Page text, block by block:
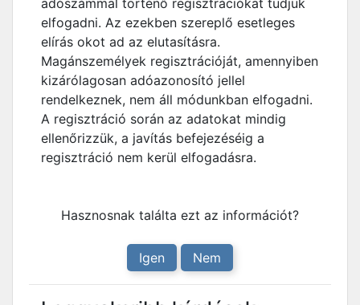
adószámmal történő regisztrációkat tudjuk
elfogadni. Az ezekben szereplő esetleges
elírás okot ad az elutasításra.
Magánszemélyek regisztrációját, amennyiben
kizárólagosan adóazonosító jellel
rendelkeznek, nem áll módunkban elfogadni.
A regisztráció során az adatokat mindig
ellenőrizzük, a javítás befejezéséig a
regisztráció nem kerül elfogadásra.
Hasznosnak találta ezt az információt?
Igen Nem